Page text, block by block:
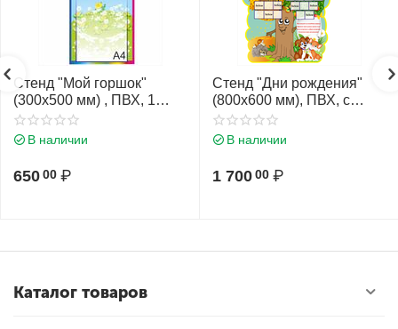
Стенд "Мой горшок"
(300х500 мм) , ПВХ, 1
карман А4 (плоский)
В наличии
650 00 ₽
Стенд "Дни рождения"
(800х600 мм), ПВХ, с
карманами (плоские)
В наличии
1 700 00 ₽
Каталог товаров